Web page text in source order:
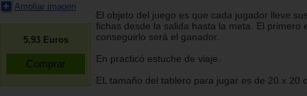
Ampliar imagen
5.93 Euros
El objeto del juego es que cada jugador lleve
fichas desde la salida hasta la meta. El primero
conseguirlo será el ganador.
En practicó estuche de viaje.
EL tamaño del tablero para jugar es de 20 x 20